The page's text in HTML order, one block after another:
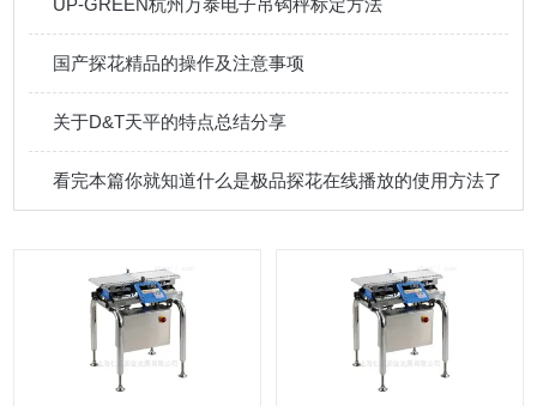
UP-GREEN杭州万泰电子吊钩秤标定方法
国产探花精品的操作及注意事项
关于D&T天平的特点总结分享
看完本篇你就知道什么是极品探花在线播放的使用方法了